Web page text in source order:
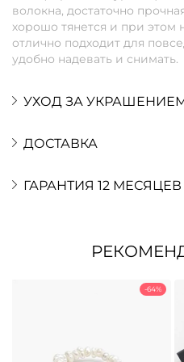
волокна, достаточно
хорошо тянется и при этом
отлично подходит для
удобно надевать и снимать.
УХОД ЗА
ДОСТАВКА
ГАРАНТИЯ 12 МЕСЯЦЕВ
-64%